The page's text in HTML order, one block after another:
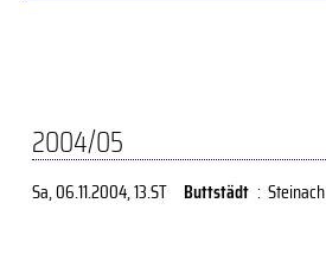
2004/05
Sa, 06.11.2004, 13.ST Buttstädt : Steinach